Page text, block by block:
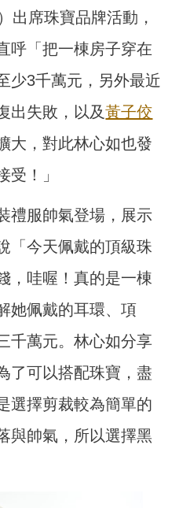
出席珠寶品牌活動，
呼「把一棟房子穿在
少3千萬元，另外最近
出失敗，以及黃子佼
大，對此林心如也發
受！」
禮服帥氣登場，展示
「今天佩戴的頂級珠
，哇喔！真的是一棟
她佩戴的耳環、項
千萬元。林心如分享
了可以搭配珠寶，盡
選擇剪裁較為簡單的
與帥氣，所以選擇黑